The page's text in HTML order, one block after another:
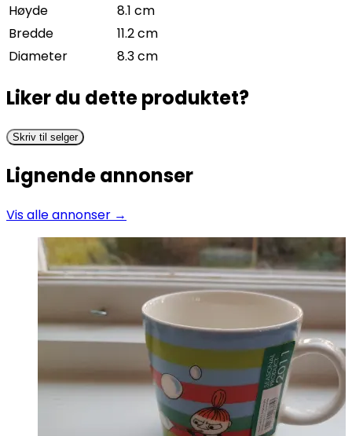
Høyde
8.1 cm
Bredde
11.2 cm
Diameter
8.3 cm
Liker du dette produktet?
Skriv til selger
Lignende annonser
Vis alle annonser →